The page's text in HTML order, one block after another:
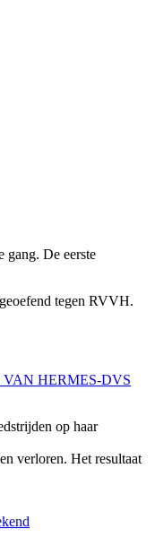
gang. De eerste
tegen RVVH.
HERMES-DVS
op haar
verloren. Het resultaat